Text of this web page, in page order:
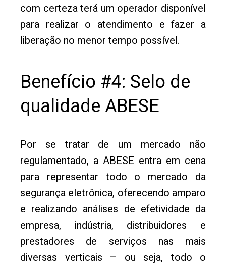
com certeza terá um operador disponível
para realizar o atendimento e fazer a
liberação no menor tempo possível.
Benefício #4: Selo de
qualidade ABESE
Por se tratar de um mercado não
regulamentado, a ABESE entra em cena
para representar todo o mercado da
segurança eletrônica, oferecendo amparo
e realizando análises de efetividade da
empresa, indústria, distribuidores e
prestadores de serviços nas mais
diversas verticais – ou seja, todo o